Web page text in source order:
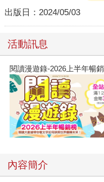
出版日： 2024/05/03
活動訊息
閱讀漫遊錄-2026上半年暢
內容簡介